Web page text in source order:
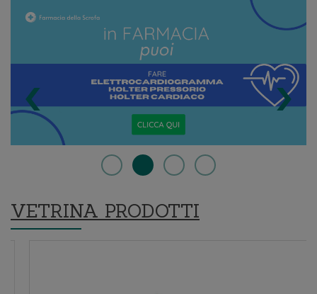
‹ ›
VETRINA PRODOTTI